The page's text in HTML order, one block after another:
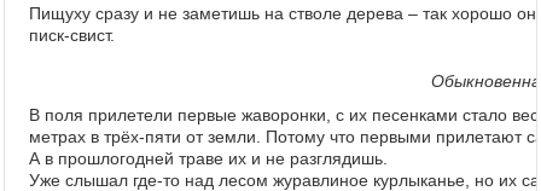
Пищуху сразу и не заметишь на стволе дерева – так хорошо
писк-свист.
В поля прилетели первые жаворонки, с их песенками стало
метрах в трёх-пяти от земли. Потому что первыми прилетают
А в прошлогодней траве их и не разглядишь.
Уже слышал где-то над лесом журавлиное курлыканье, но их